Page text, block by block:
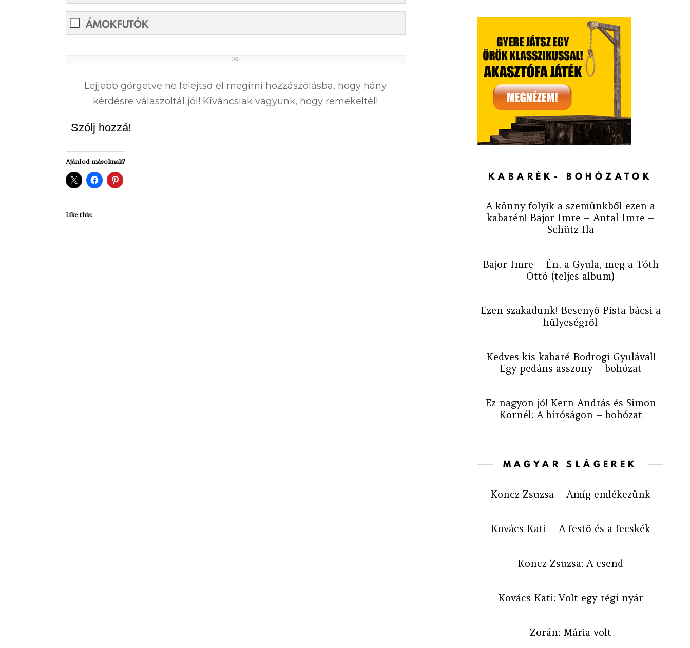
ÁMOKFUTÓK
0%
Lejjebb görgetve ne felejtsd el megírni hozzászólásba, hogy hány
kérdésre válaszoltál jól! Kíváncsiak vagyunk, hogy remekeltél!
Szólj hozzá!
Ajánlod másoknak?
Like this:
KABARÉK- BOHÓZATOK
A könny folyik a szemünkből ezen a
kabarén! Bajor Imre – Antal Imre –
Schütz Ila
Bajor Imre – Én, a Gyula, meg a Tóth
Ottó (teljes album)
Ezen szakadunk! Besenyő Pista bácsi a
hülyeségről
Kedves kis kabaré Bodrogi Gyulával!
Egy pedáns asszony – bohózat
Ez nagyon jó! Kern András és Simon
Kornél: A bíróságon – bohózat
MAGYAR SLÁGEREK
Koncz Zsuzsa – Amíg emlékezünk
Kovács Kati – A festő és a fecskék
Koncz Zsuzsa: A csend
Kovács Kati: Volt egy régi nyár
Zorán: Mária volt